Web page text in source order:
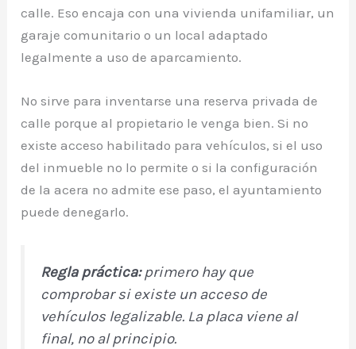
calle. Eso encaja con una vivienda unifamiliar, un
garaje comunitario o un local adaptado
legalmente a uso de aparcamiento.
No sirve para inventarse una reserva privada de
calle porque al propietario le venga bien. Si no
existe acceso habilitado para vehículos, si el uso
del inmueble no lo permite o si la configuración
de la acera no admite ese paso, el ayuntamiento
puede denegarlo.
Regla práctica:primero hay que
comprobar si existe un acceso de
vehículos legalizable. La placa viene al
final, no al principio.